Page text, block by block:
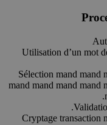
Utilisation d’un mot
Sélection mand mand
mand mand mand mand
Cryptage transaction